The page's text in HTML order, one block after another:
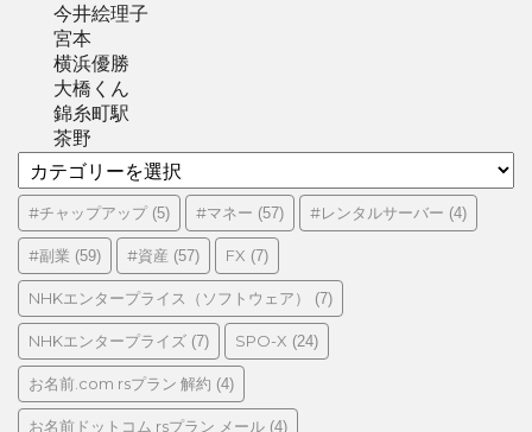
今井絵理子
宮本
横浜優勝
大橋くん
錦糸町駅
茶野
テ
ゴ
リ
ー
#チャップアップ(5) #マネー (57) #レンタルサーバー (4)
#副業 (59) #資産 (57) FX (7)
NHKエンタープライス（ソフトウェア） (7)
NHKエンタープライズ (7) SPO-X (24)
お名前.com rsプラン 解約 (4)
お名前ドットコム rsプラン メール (4)